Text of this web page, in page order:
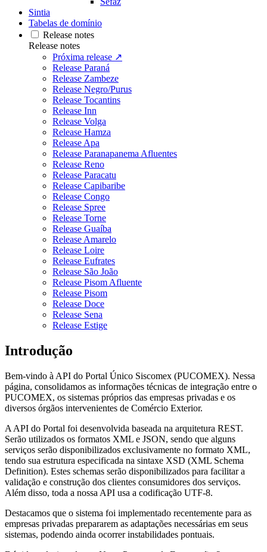
Sintia
Tabelas de domínio
Release notes
Release notes
Próxima release ↗
Release Paraná
Release Zambeze
Release Negro/Purus
Release Tocantins
Release Inn
Release Volga
Release Hamza
Release Apa
Release Paranapanema Afluentes
Release Reno
Release Paracatu
Release Capibaribe
Release Congo
Release Spree
Release Torne
Release Guaíba
Release Amarelo
Release Loire
Release Eufrates
Release São João
Release Pisom Afluente
Release Pisom
Release Doce
Release Sena
Release Estige
Introdução
Bem-vindo à API do Portal Único Siscomex (PUCOMEX). Nessa
página, consolidamos as informações técnicas de integração entre o
PUCOMEX, os sistemas próprios das empresas privadas e os
diversos órgãos intervenientes de Comércio Exterior.
A API do Portal foi desenvolvida baseada na arquitetura REST.
Serão utilizados os formatos XML e JSON, sendo que alguns
serviços serão disponibilizados exclusivamente no formato XML,
tendo sua estrutura especificada na sintaxe XSD (XML Schema
Definition). Estes schemas serão disponibilizados para facilitar a
validação e construção dos clientes consumidores dos serviços.
Além disso, toda a nossa API usa a codificação UTF-8.
Destacamos que o sistema foi implementado recentemente para as
empresas privadas prepararem as adaptações necessárias em seus
sistemas, podendo ainda ocorrer instabilidades pontuais.